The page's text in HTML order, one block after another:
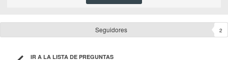
Seguidores 2
IR A LA LISTA DE PREGUNTAS